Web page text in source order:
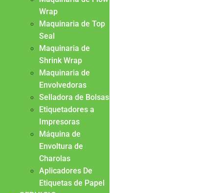
Wrap
Maquinaria de Top
Seal
Maquinaria de
Shrink Wrap
Maquinaria de
Envolvedoras
Selladora de Bolsas
Etiquetadores a
Impresoras
Máquina de
Envoltura de
Charolas
Aplicadores De
Etiquetas de Papel